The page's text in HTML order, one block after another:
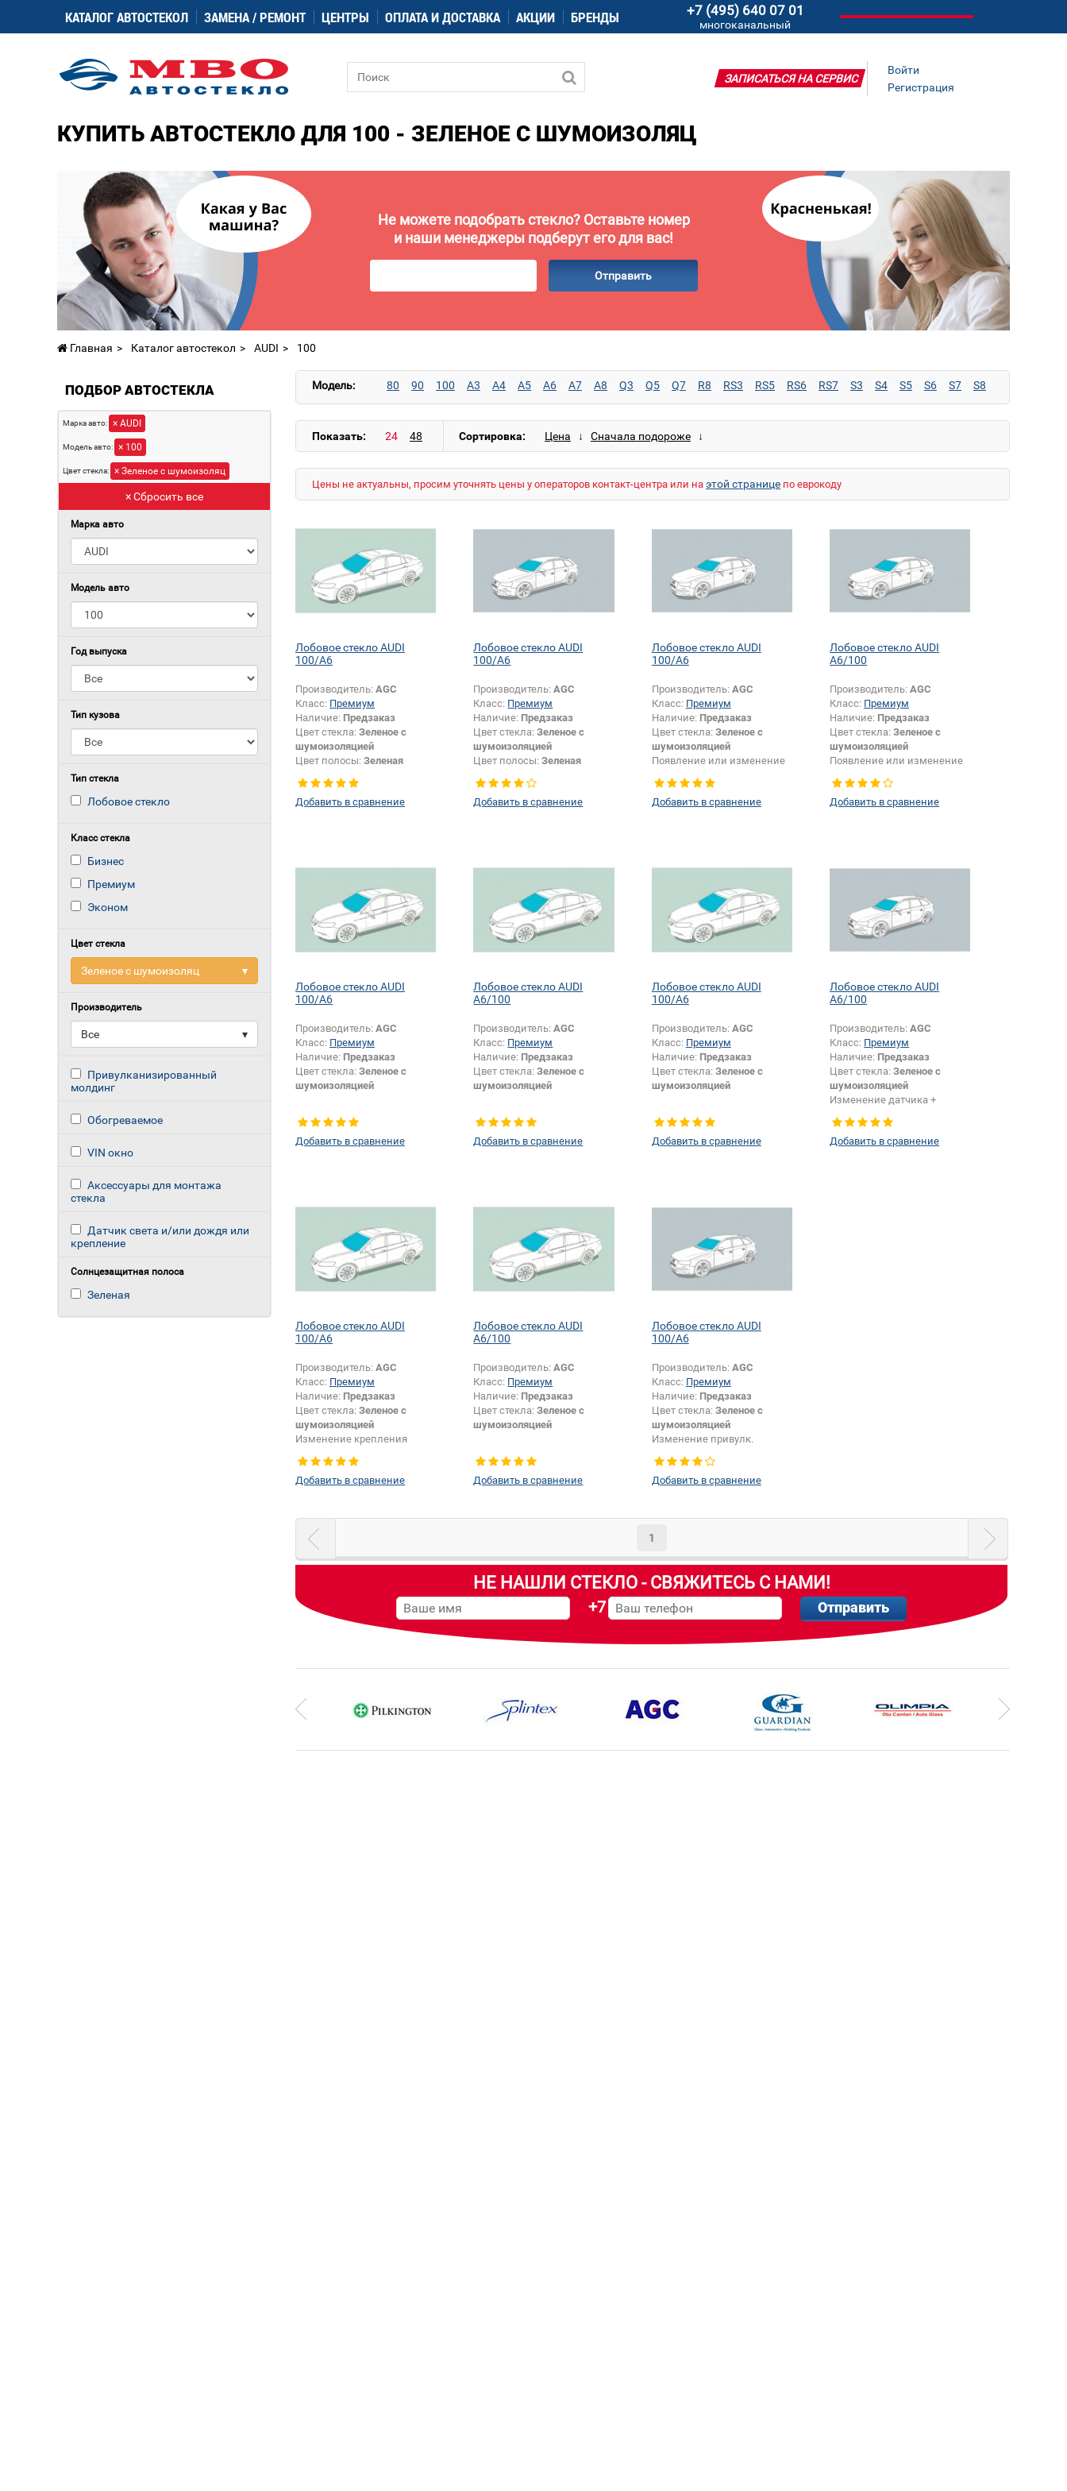
КАТАЛОГ АВТОСТЕКОЛ ЗАМЕНА / РЕМОНТ ЦЕНТРЫ ОПЛАТА И ДОСТАВКА АКЦИИ БРЕНДЫ +7 (495) 640 07 01
многоканальный
Войти
Регистрация
ЗАПИСАТЬСЯ НА СЕРВИС
КУПИТЬ АВТОСТЕКЛО ДЛЯ 100 - ЗЕЛЕНОЕ С ШУМОИЗОЛЯЦ
Не можете подобрать стекло? Оставьте номер
и наши менеджеры подберут его для вас!
Отправить
Главная Каталог автостекол AUDI 100
ПОДБОР АВТОСТЕКЛА
Марка авто: × AUDI
Модель авто: × 100
Цвет стекла: × Зеленое с шумоизоляц
× Сбросить все
Марка авто
Модель авто
Год выпуска
Тип кузова
Тип стекла
Лобовое стекло
Класс стекла
Бизнес
Премиум
Эконом
Цвет стекла
▾
Зеленое с шумоизоляц
Производитель
▾
Все
Привулканизированный
молдинг
Обогреваемое
VIN окно
Аксессуары для монтажа
стекла
Датчик света и/или дождя или
крепление
Солнцезащитная полоса
Зеленая
Модель: 80 90 100 A3 A4 A5 A6 A7 A8 Q3 Q5 Q7 R8 RS3 RS5 RS6 RS7 S3 S4 S5 S6 S7 S8
Показать: Сортировка:
Цены не актуальны, просим уточнять цены у операторов контакт-центра или на этой странице по еврокоду
Лобовое стекло AUDI
100/A6
Производитель: AGC
Класс: Премиум
Наличие: Предзаказ
Цвет стекла: Зеленое с
шумоизоляцией
Цвет полосы: Зеленая
Появление или изменение
шелкографии:
Добавить в сравнение
Лобовое стекло AUDI
100/A6
Производитель:AGC
Класс: Премиум
Наличие: Предзаказ
Цвет стекла:Зеленое с
шумоизоляцией
Цвет полосы:Зеленая
Добавить в сравнение
Лобовое стекло AUDI
100/A6
Производитель: AGC
Класс: Премиум
Наличие: Предзаказ
Цвет стекла: Зеленое с
шумоизоляцией
Появление или изменение
шелкографии:
Добавить в сравнение
Лобовое стекло AUDI
A6/100
Производитель:AGC
Класс: Премиум
Наличие: Предзаказ
Цвет стекла:Зеленое с
шумоизоляцией
Появление или изменение
шелкографии:
Добавить в сравнение
Лобовое стекло AUDI
100/A6
Производитель: AGC
Класс: Премиум
Наличие: Предзаказ
Цвет стекла: Зеленое с
шумоизоляцией
Добавить в сравнение
Лобовое стекло AUDI
A6/100
Производитель:AGC
Класс: Премиум
Наличие: Предзаказ
Цвет стекла:Зеленое с
шумоизоляцией
Добавить в сравнение
Лобовое стекло AUDI
100/A6
Производитель: AGC
Класс: Премиум
Наличие: Предзаказ
Цвет стекла: Зеленое с
шумоизоляцией
Добавить в сравнение
Лобовое стекло AUDI
A6/100
Производитель:AGC
Класс: Премиум
Наличие: Предзаказ
Цвет стекла:Зеленое с
шумоизоляцией
Изменение датчика +
шелкографии:
Добавить в сравнение
Лобовое стекло AUDI
100/A6
Производитель: AGC
Класс: Премиум
Наличие: Предзаказ
Цвет стекла: Зеленое с
шумоизоляцией
Изменение крепления
зеркала + шелкографии:
Добавить в сравнение
Лобовое стекло AUDI
A6/100
Производитель:AGC
Класс: Премиум
Наличие: Предзаказ
Цвет стекла:Зеленое с
шумоизоляцией
Добавить в сравнение
Лобовое стекло AUDI
100/A6
Производитель: AGC
Класс: Премиум
Наличие: Предзаказ
Цвет стекла: Зеленое с
шумоизоляцией
Изменение привулк.
молдинга:
Да
Добавить в сравнение
1
НЕ НАШЛИ СТЕКЛО - СВЯЖИТЕСЬ С НАМИ!
+7 Отправить